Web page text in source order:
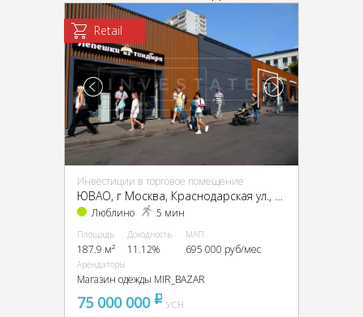
Retail
Инвестиции в торговое помещение
ЮВАО, г Москва, Краснодарская ул., 57, кор. 3
Люблино 5 мин
Площадь
187.9 м²
Доходность
11.12%
МАП
695 000 руб/мес
Арендаторы
Магазин одежды MIR_BAZAR
75 000 000 pуб
УСН